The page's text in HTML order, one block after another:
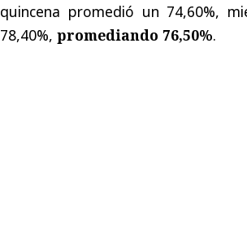
quincena promedió un 74,60%,
78,40%, promediando 76,50%.